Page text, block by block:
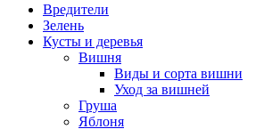
Вредители
Зелень
Кусты и деревья
Вишня
Виды и сорта вишни
Уход за вишней
Груша
Яблоня